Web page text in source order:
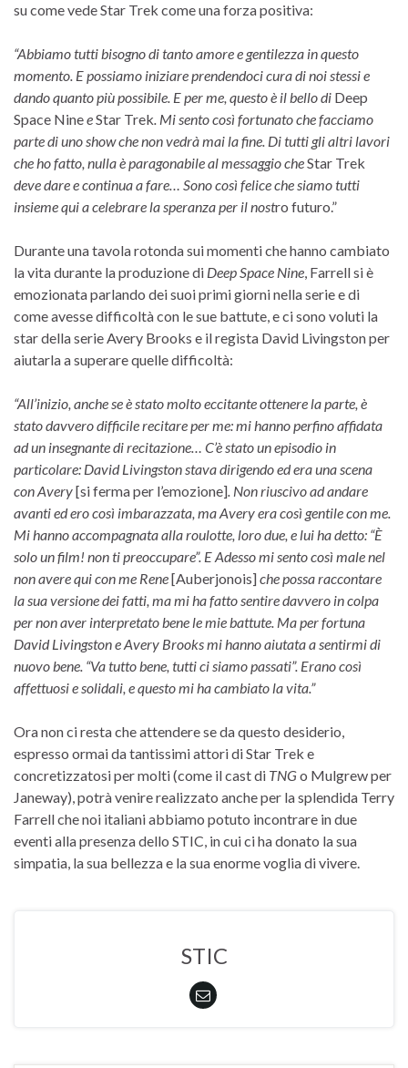
su come vede Star Trek come una forza positiva:
“Abbiamo tutti bisogno di tanto amore e gentilezza in questo
momento. E possiamo iniziare prendendoci cura di noi stessi e
dando quanto ​​più possibile. E per me, questo è il bello di Deep
Space NineeStar Trek. Mi sento così fortunato che facciamo
parte di uno show che non vedrà mai la fine. Di tutti gli altri lavori
che ho fatto, nulla è paragonabile al messaggio cheStar Trek
deve dare e continua a fare… Sono così felice che siamo tutti
insieme qui a celebrare la speranza per il nostro futuro.”
Durante una tavola rotonda sui momenti che hanno cambiato
la vita durante la produzione di Deep Space Nine, Farrell si è
emozionata parlando dei suoi primi giorni nella serie e di
come avesse difficoltà con le sue battute, e ci sono voluti la
star della serie Avery Brooks e il regista David Livingston per
aiutarla a superare quelle difficoltà:
“All’inizio, anche se è stato molto eccitante ottenere la parte, è
stato davvero difficile recitare per me: mi hanno perfino affidata
ad un insegnante di recitazione… C’è stato un episodio in
particolare: David Livingston stava dirigendo ed era una scena
con Avery[si ferma per l’emozione]. Non riuscivo ad andare
avanti ed ero così imbarazzata, ma Avery era così gentile con me.
Mi hanno accompagnata alla roulotte, loro due, e lui ha detto: “È
solo un film! non ti preoccupare”. E Adesso mi sento così male nel
non avere qui con me Rene[Auberjonois]che possa raccontare
la sua versione dei fatti, ma mi ha fatto sentire davvero in colpa
per non aver interpretato bene le mie battute. Ma per fortuna
David Livingston e Avery Brooks mi hanno aiutata a sentirmi di
nuovo bene. “Va tutto bene, tutti ci siamo passati”. Erano così
affettuosi e solidali, e questo mi ha cambiato la vita.”
Ora non ci resta che attendere se da questo desiderio,
espresso ormai da tantissimi attori di Star Trek e
concretizzatosi per molti (come il cast di TNGo Mulgrew per
Janeway), potrà venire realizzato anche per la splendida Terry
Farrell che noi italiani abbiamo potuto incontrare in due
eventi alla presenza dello STIC, in cui ci ha donato la sua
simpatia, la sua bellezza e la sua enorme voglia di vivere.
STIC